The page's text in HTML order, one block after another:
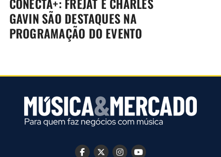
CONECTA+: FREJAT E CHARLES
GAVIN SÃO DESTAQUES NA
PROGRAMAÇÃO DO EVENTO